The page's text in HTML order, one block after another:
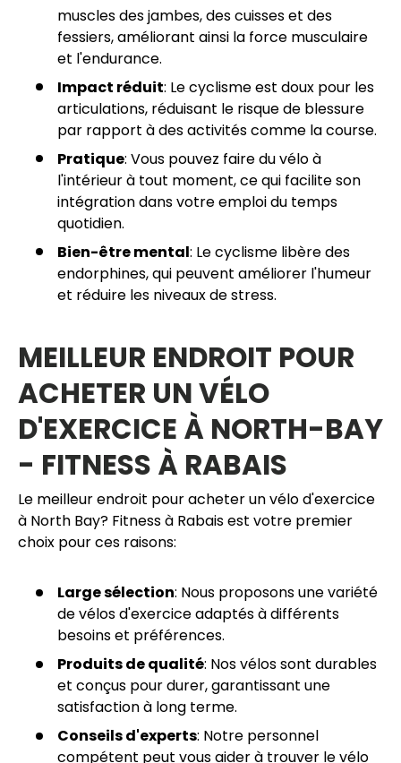
muscles des jambes, des cuisses et des
fessiers, améliorant ainsi la force musculaire
et l'endurance.
Impact réduit: Le cyclisme est doux pour les
articulations, réduisant le risque de blessure
par rapport à des activités comme la course.
Pratique: Vous pouvez faire du vélo à
l'intérieur à tout moment, ce qui facilite son
intégration dans votre emploi du temps
quotidien.
Bien-être mental: Le cyclisme libère des
endorphines, qui peuvent améliorer l'humeur
et réduire les niveaux de stress.
MEILLEUR ENDROIT POUR
ACHETER UN VÉLO
D'EXERCICE À NORTH-BAY
- FITNESS À RABAIS
Le meilleur endroit pour acheter un vélo d'exercice
à North Bay? Fitness à Rabais est votre premier
choix pour ces raisons:
Large sélection: Nous proposons une variété
de vélos d'exercice adaptés à différents
besoins et préférences.
Produits de qualité: Nos vélos sont durables
et conçus pour durer, garantissant une
satisfaction à long terme.
Conseils d'experts: Notre personnel
compétent peut vous aider à trouver le vélo